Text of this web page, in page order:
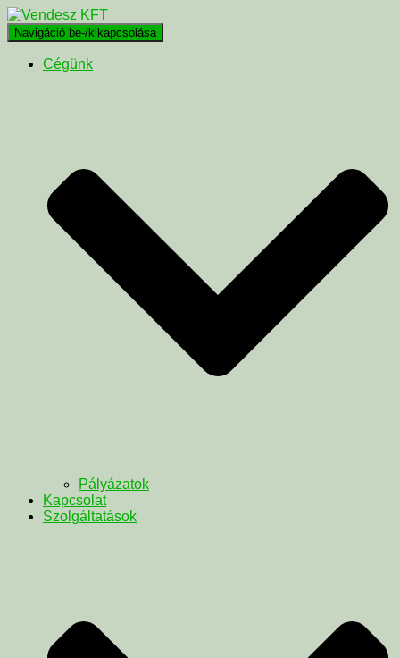
Navigáció be-/kikapcsolása
Cégünk
Pályázatok
Kapcsolat
Szolgáltatások